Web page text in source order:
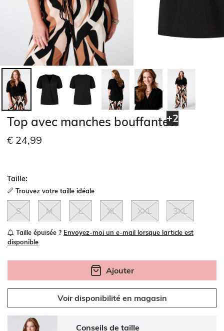
+2
Top avec manches bouffantes
€ 24,99
Taille:
Trouvez votre taille idéale
S M L XL XXL 3XL
Taille épuisée ? Envoyez-moi un e-mail lorsque larticle est
disponible
Ajouter
Voir disponibilité en magasin
Conseils de taille